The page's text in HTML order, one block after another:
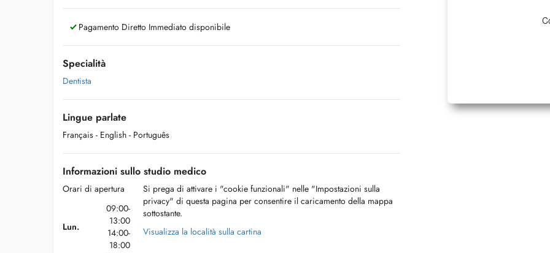
Pagamento Diretto Immediato disponibile
Specialità
Dentista
Lingue parlate
Français - English - Português
Informazioni sullo studio medico
Orari di apertura
Lun.
09:00-
13:00
14:00-
18:00
Si prega di attivare i "cookie funzionali" nelle "Impostazioni sulla
privacy" di questa pagina per consentire il caricamento della mappa
sottostante.
Visualizza la località sulla cartina